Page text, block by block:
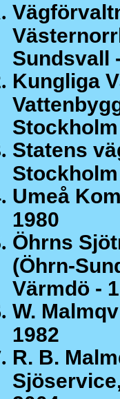
Sundsvall
Kungliga
Statens
Umeå
1980
Öhrns
(Öhrn-
Värmdö -
W.
1982
R. B.